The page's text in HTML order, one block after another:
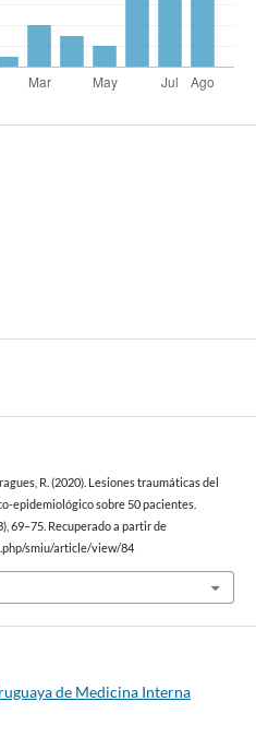
R. (2020). Lesiones traumáticas del
epidemiológico sobre 50 pacientes.
69–75. Recuperado a partir de
smiu/article/view/84
de Medicina Interna